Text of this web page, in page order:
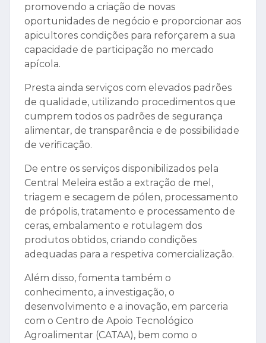
promovendo a criação de novas
oportunidades de negócio e proporcionar aos
apicultores condições para reforçarem a sua
capacidade de participação no mercado
apícola.
Presta ainda serviços com elevados padrões
de qualidade, utilizando procedimentos que
cumprem todos os padrões de segurança
alimentar, de transparência e de possibilidade
de verificação.
De entre os serviços disponibilizados pela
Central Meleira estão a extração de mel,
triagem e secagem de pólen, processamento
de própolis, tratamento e processamento de
ceras, embalamento e rotulagem dos
produtos obtidos, criando condições
adequadas para a respetiva comercialização.
Além disso, fomenta também o
conhecimento, a investigação, o
desenvolvimento e a inovação, em parceria
com o Centro de Apoio Tecnológico
Agroalimentar (CATAA), bem como o